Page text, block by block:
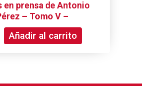
en prensa de Antonio
– Tomo V –
Añadir al carrito